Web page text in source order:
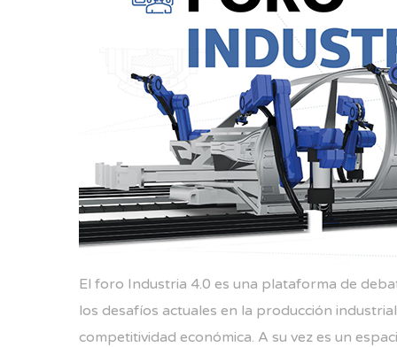
El foro Industria 4.0 es una plataforma de
los desafíos actuales en la producción
competitividad económica. A su vez es un